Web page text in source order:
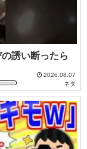
誘い断ったら
2026.08.07
ネタ